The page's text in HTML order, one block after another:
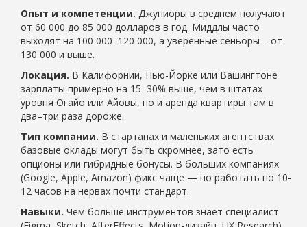
Опыт и компетенции. Джуниоры в среднем получают
от 60 000 до 85 000 долларов в год. Миддлы часто
выходят на 100 000–120 000, а уверенные сеньоры ‒ от
130 000 и выше.
Локация. В Калифорнии, Нью-Йорке или Вашингтоне
зарплаты примерно на 15–30% выше, чем в штатах
уровня Огайо или Айовы, но и аренда квартиры там в
два–три раза дороже.
Тип компании. В стартапах и маленьких агентствах
базовые оклады могут быть скромнее, зато есть
опционы или гибридные бонусы. В больших компаниях
(Google, Apple, Amazon) фикс чаще — но работать по 10-
12 часов на нервах почти стандарт.
Навыки. Чем больше инструментов знает специалист